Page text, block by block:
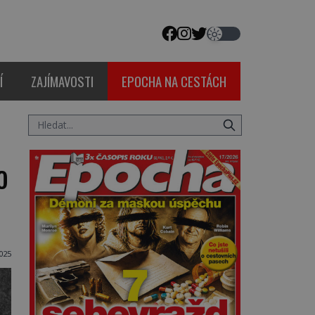
ZAJÍMAVOSTI EPOCHA NA CESTÁCH